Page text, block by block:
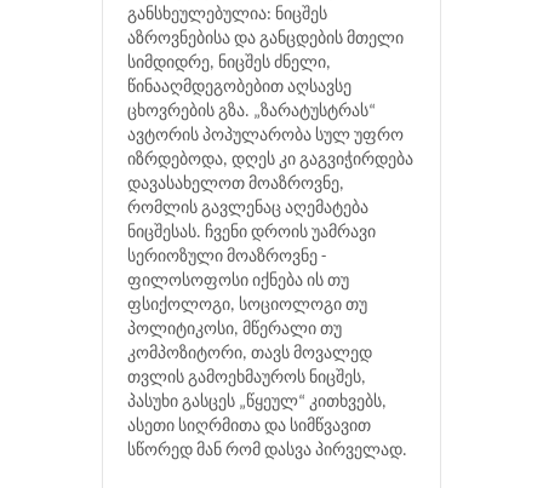
განსხეულებულია: ნიცშეს
აზროვნებისა და განცდების მთელი
სიმდიდრე, ნიცშეს ძნელი,
წინააღმდეგობებით აღსავსე
ცხოვრების გზა. „ზარატუსტრას“
ავტორის პოპულარობა სულ უფრო
იზრდებოდა, დღეს კი გაგვიჭირდება
დავასახელოთ მოაზროვნე,
რომლის გავლენაც აღემატება
ნიცშესას. ჩვენი დროის უამრავი
სერიოზული მოაზროვნე -
ფილოსოფოსი იქნება ის თუ
ფსიქოლოგი, სოციოლოგი თუ
პოლიტიკოსი, მწერალი თუ
კომპოზიტორი, თავს მოვალედ
თვლის გამოეხმაუროს ნიცშეს,
პასუხი გასცეს „წყეულ“ კითხვებს,
ასეთი სიღრმითა და სიმწვავით
სწორედ მან რომ დასვა პირველად.